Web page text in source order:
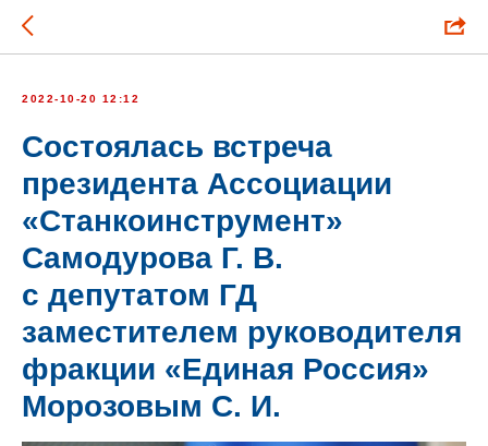
2022-10-20 12:12
Состоялась встреча
президента Ассоциации
«Станкоинструмент»
Самодурова Г. В.
с депутатом ГД
заместителем руководителя
фракции «Единая Россия»
Морозовым C. И.